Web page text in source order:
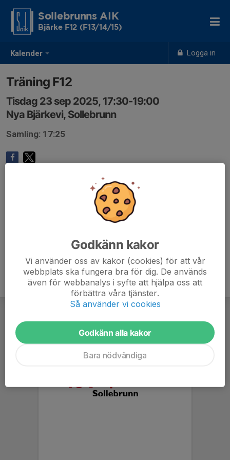
Kalender Logga in
Sollebrunns AIK
Bjärke F12 (F13/14/15)
Träning F12
Tisdag 23 sep 2025, 17:30-19:00
Nya Bjärkevi, Sollebrunn
Samling: 17:25
Godkänn kakor
Vi använder oss av kakor (cookies) för att vår
webbplats ska fungera bra för dig. De används
även för webbanalys i syfte att hjälpa oss att
förbättra våra tjänster.
Så använder vi cookies
Godkänn alla kakor
Bara nödvändiga